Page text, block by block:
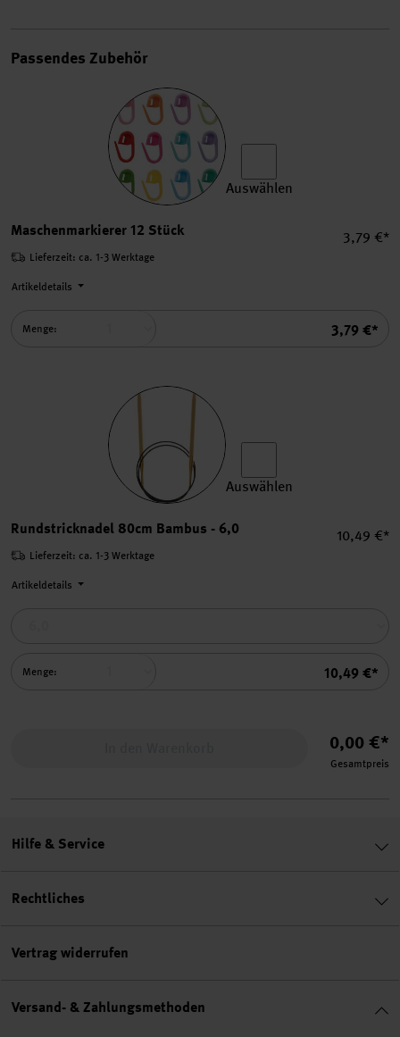
Passendes Zubehör
Auswählen
Maschenmarkierer 12 Stück
3,79 €*
Summe
3,79 €*
Lieferzeit: ca. 1-3 Werktage
Artikeldetails
Menge:
Auswählen
Rundstricknadel 80cm Bambus - 6,0
10,49 €*
Summe
10,49 €*
Lieferzeit: ca. 1-3 Werktage
Artikeldetails
Menge:
0,00 €*
Gesamtpreis
Hilfe & Service
Rechtliches
Vertrag widerrufen
Versand- & Zahlungsmethoden